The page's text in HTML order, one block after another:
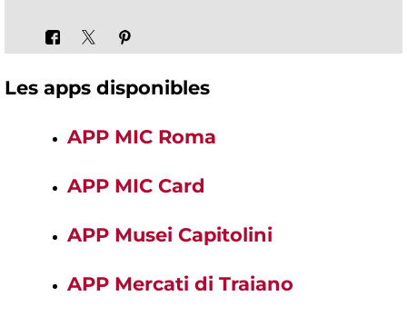
Les apps disponibles
APP MIC Roma
APP MIC Card
APP Musei Capitolini
APP Mercati di Traiano